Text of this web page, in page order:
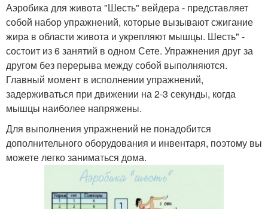
Аэробика для живота "Шесть" вейдера - представляет
собой набор упражнений, которые вызывают сжигание
жира в области живота и укрепляют мышцы. Шесть" -
состоит из 6 занятий в одном Сете. Упражнения друг за
другом без перерыва между собой выполняются.
Главный момент в исполнении упражнений,
задерживаться при движении на 2-3 секунды, когда
мышцы наиболее напряжены.
Для выполнения упражнений не понадобится
дополнительного оборудования и инвентаря, поэтому вы
можете легко заниматься дома.